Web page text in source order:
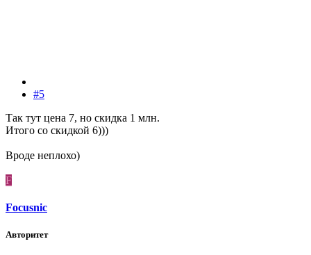
#5
Так тут цена 7, но скидка 1 млн.
Итого со скидкой 6)))
Вроде неплохо)
F
Focusnic
Авторитет